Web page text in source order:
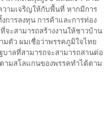
วามเจริญให้กับพื้นที่ หากมีการ
การลงทุน การค้าและการท่อง
จะสามารถสร้างงานให้ชาวบ้าน
มตัว ผมเชื่อว่าพรรคภูมิใจไทย
บาลที่สามารถจะสามารถสานต่อ
มสโลแกนของพรรคทำได้ตาม